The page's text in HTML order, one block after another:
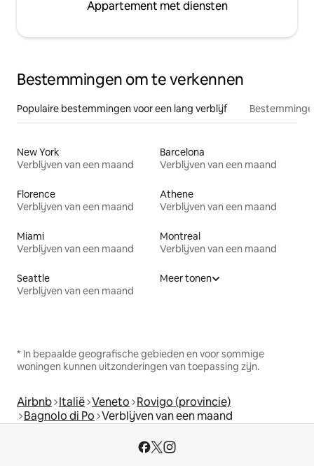
Appartement met diensten
Bestemmingen om te verkennen
Populaire bestemmingen voor een lang verblijf
New York
Verblijven van een maand
Barcelona
Verblijven van een maand
Florence
Verblijven van een maand
Athene
Verblijven van een maand
Miami
Verblijven van een maand
Montreal
Verblijven van een maand
Seattle
Verblijven van een maand
Meer tonen
* In bepaalde geografische gebieden en voor sommige
woningen kunnen uitzonderingen van toepassing zijn.
Airbnb Italië Veneto Rovigo (provincie)
Bagnolo di Po Verblijven van een maand